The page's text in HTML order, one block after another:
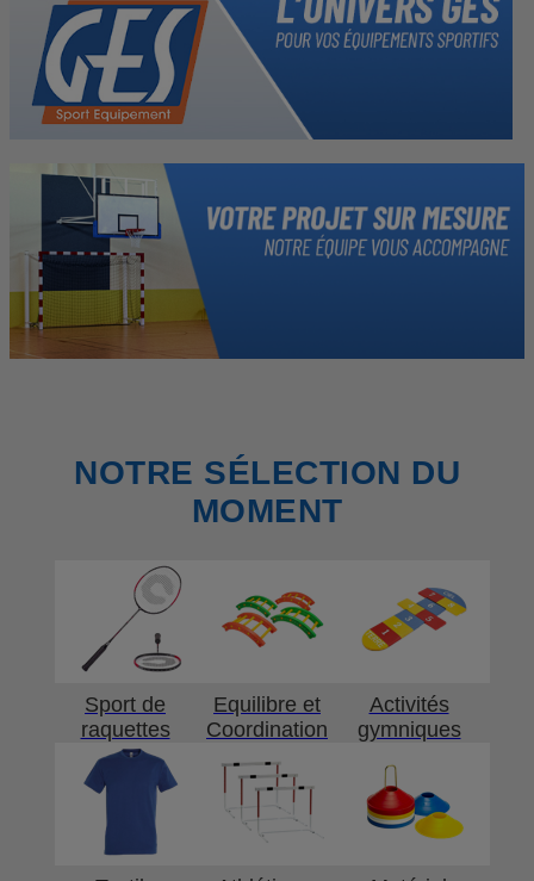
NOTRE SÉLECTION DU
MOMENT
Sport de
raquettes
Equilibre et
Coordination
Activités
gymniques